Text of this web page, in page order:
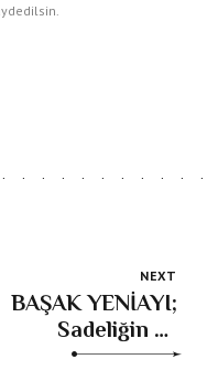
NEXT
BAŞAK YENİAYI;
Sadeliğin ve
dürüstlüğün